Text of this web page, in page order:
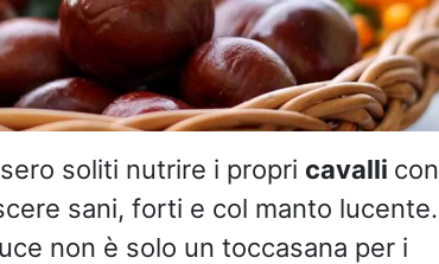
soliti nutrire i propri cavalli con
sani, forti e col manto lucente.
non è solo un toccasana per i